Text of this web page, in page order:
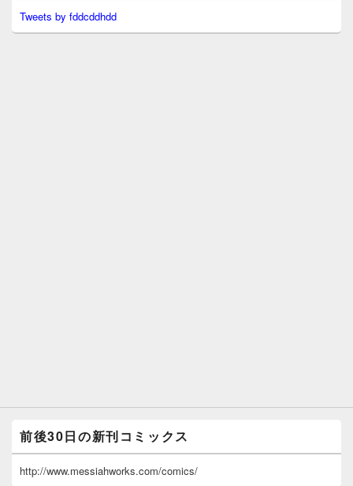
Tweets by fddcddhdd
前後30日の新刊コミックス
http://www.messiahworks.com/comics/